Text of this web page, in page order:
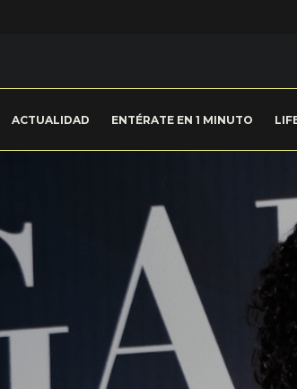
ACTUALIDAD ENTÉRATE EN 1 MINUTO